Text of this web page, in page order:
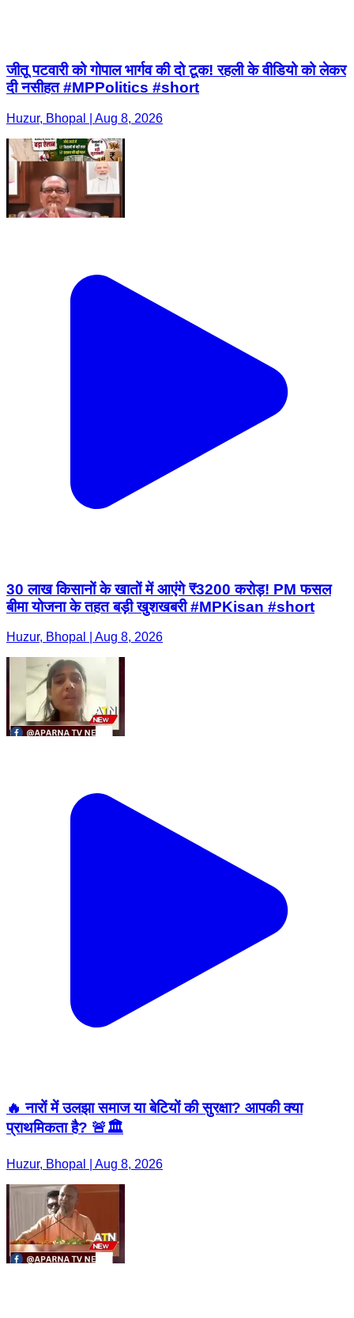
जीतू पटवारी को गोपाल भार्गव की दो टूक! रहली के वीडियो को लेकर
दी नसीहत #MPPolitics #short
Huzur, Bhopal | Aug 8, 2026
30 लाख किसानों के खातों में आएंगे ₹3200 करोड़! PM फसल
बीमा योजना के तहत बड़ी खुशखबरी #MPKisan #short
Huzur, Bhopal | Aug 8, 2026
🔥 नारों में उलझा समाज या बेटियों की सुरक्षा? आपकी क्या
प्राथमिकता है? 🚨🏛️
Huzur, Bhopal | Aug 8, 2026